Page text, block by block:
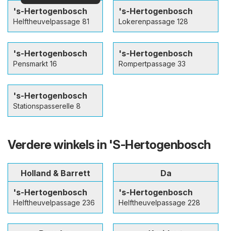
's-Hertogenbosch
Helftheuvelpassage 81
's-Hertogenbosch
Lokerenpassage 128
's-Hertogenbosch
Pensmarkt 16
's-Hertogenbosch
Rompertpassage 33
's-Hertogenbosch
Stationspasserelle 8
Verdere winkels in 'S-Hertogenbosch
Holland & Barrett
's-Hertogenbosch
Helftheuvelpassage 236
Da
's-Hertogenbosch
Helftheuvelpassage 228